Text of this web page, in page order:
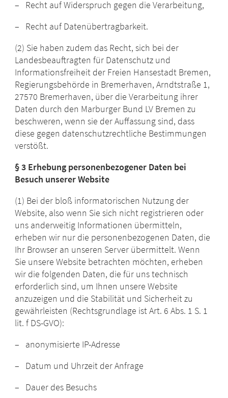
– Recht auf Widerspruch gegen die Verarbeitung,
– Recht auf Datenübertragbarkeit.
(2) Sie haben zudem das Recht, sich bei der
Landesbeauftragten für Datenschutz und
Informationsfreiheit der Freien Hansestadt Bremen,
Regierungsbehörde in Bremerhaven, Arndtstraße 1,
27570 Bremerhaven, über die Verarbeitung ihrer
Daten durch den Marburger Bund LV Bremen zu
beschweren, wenn sie der Auffassung sind, dass
diese gegen datenschutzrechtliche Bestimmungen
verstößt.
§ 3 Erhebung personenbezogener Daten bei
Besuch unserer Website
(1) Bei der bloß informatorischen Nutzung der
Website, also wenn Sie sich nicht registrieren oder
uns anderweitig Informationen übermitteln,
erheben wir nur die personenbezogenen Daten, die
Ihr Browser an unseren Server übermittelt. Wenn
Sie unsere Website betrachten möchten, erheben
wir die folgenden Daten, die für uns technisch
erforderlich sind, um Ihnen unsere Website
anzuzeigen und die Stabilität und Sicherheit zu
gewährleisten (Rechtsgrundlage ist Art. 6 Abs. 1 S. 1
lit. f DS-GVO):
– anonymisierte IP-Adresse
– Datum und Uhrzeit der Anfrage
– Dauer des Besuchs